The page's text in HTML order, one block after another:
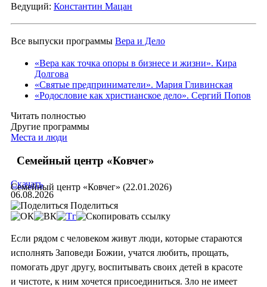
Ведущий: Константин Мацан
Все выпуски программы Вера и Дело
«Вера как точка опоры в бизнесе и жизни». Кира
Долгова
«Святые предприниматели». Мария Гливинская
«Родословие как христианское дело». Сергий Попов
Читать полностью
Другие программы
Места и люди
Семейный центр «Ковчег»
Семейный центр «Ковчег» (22.01.2026)
Скачать
06.08.2026
Поделиться
Если рядом с человеком живут люди, которые стараются
исполнять Заповеди Божии, учатся любить, прощать,
помогать друг другу, воспитывать своих детей в красоте
и чистоте, к ним хочется присоединиться. Зло не имеет